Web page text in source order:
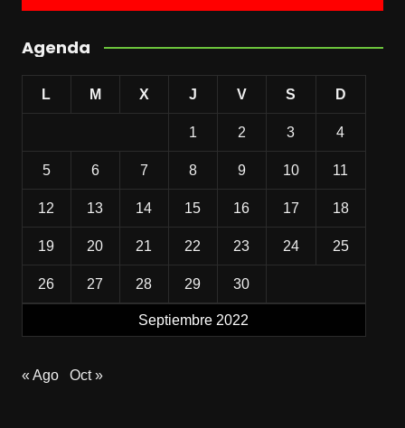
Agenda
Septiembre 2022
L M X J V S D
1 2 3 4
5 6 7 8 9 10 11
12 13 14 15 16 17 18
19 20 21 22 23 24 25
26 27 28 29 30
« Ago Oct »